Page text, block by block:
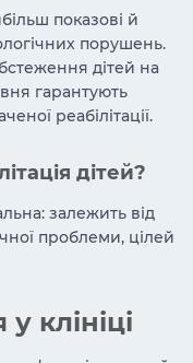
показові й
порушень.
дітей на
гарантують
реабілітації.
дітей?
залежить від
проблеми, цілей
клініці